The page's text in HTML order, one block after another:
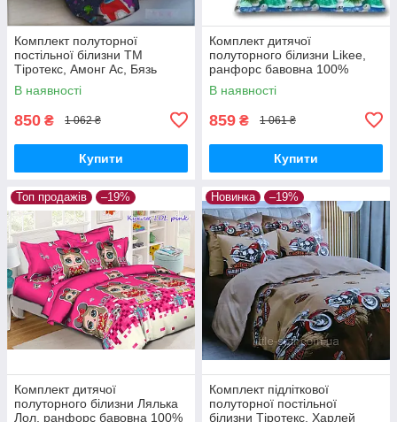
Комплект полуторної
постільної білизни ТМ
Тіротекс, Амонг Ас, Бязь
Люкс
В наявності
850 ₴ 1 062 ₴
Купити
Комплект дитячої
полуторного білизни Likee,
ранфорс бавовна 100%
В наявності
859 ₴ 1 061 ₴
Купити
Топ продажів –19%
Комплект дитячої
полуторного білизни Лялька
Лол, ранфорс бавовна 100%
Новинка –19%
Комплект підліткової
полуторної постільної
білизни Тіротекс, Харлей